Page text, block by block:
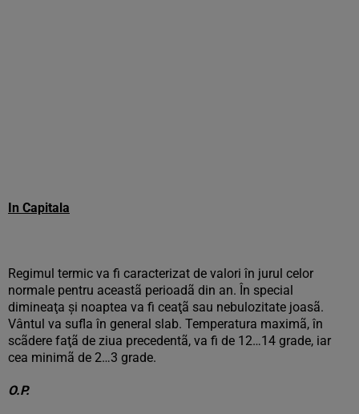
In Capitala
Regimul termic va fi caracterizat de valori în jurul celor
normale pentru aceastã perioadã din an. În special
dimineaţa şi noaptea va fi ceaţã sau nebulozitate joasã.
Vântul va sufla în general slab. Temperatura maximã, în
scãdere faţã de ziua precedentã, va fi de 12…14 grade, iar
cea minimã de 2…3 grade.
O.P.